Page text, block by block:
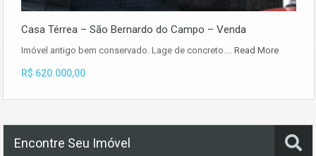
Casa Térrea – São Bernardo do Campo – Venda
Imóvel antigo bem conservado. Lage de concreto.… Read More
R$ 620.000,00
Encontre Seu Imóvel